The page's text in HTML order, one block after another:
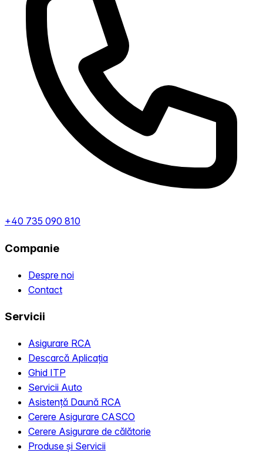
+40 735 090 810
Companie
Despre noi
Contact
Servicii
Asigurare RCA
Descarcă Aplicația
Ghid ITP
Servicii Auto
Asistență Daună RCA
Cerere Asigurare CASCO
Cerere Asigurare de călătorie
Produse și Servicii